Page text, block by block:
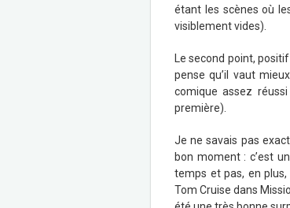
étant les scènes où
visiblement vides).
Le second point,
pense qu’il vaut
comique assez
première).
Je ne savais pas
bon moment : c’est
temps et pas, en
Tom Cruise dans